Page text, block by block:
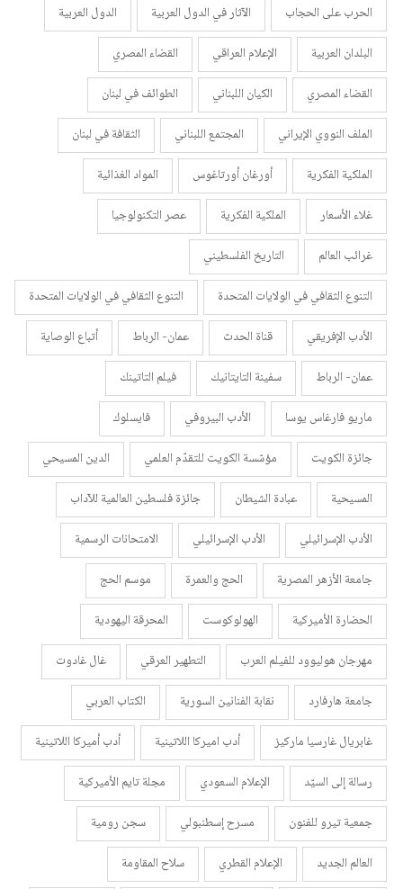
الحرب على الحجاب
الآثار في الدول العربية
الدول العربية
البلدان العربية
الإعلام العراقي
القضاء المصري
القضاء المصري
الكيان اللبناني
الطوائف في لبنان
الملف النووي الإيراني
المجتمع اللبناني
الثقافة في لبنان
الملكية الفكرية
أورغان أورتاغوس
المواد الغذائية
غلاء الأسعار
الملكية الفكرية
عصر التكنولوجيا
غرائب العالم
التاريخ الفلسطيني
التنوع الثقافي في الولايات المتحدة
التنوع الثقافي في الولايات المتحدة
الأدب الإفريقي
قناة الحدث عمان- الرباط
أتباع الوصاية
عمان- الرباط
سفينة التايتانيك
فيلم التاتينك
ماريو فارغاس يوسا
الأدب البيروفي
فايسلوك
جائزة الكويت
مؤسّسة الكويت للتقدّم العلمي
الدين المسيحي
المسيحية
عبادة الشيطان
جائزة فلسطين العالمية للآداب
الأدب الإسرائيلي
الأدب الإسرائيلي
الامتحانات الرسمية
جامعة الأزهر المصرية
الحج والعمرة
موسم الحج
الحضارة الأميركية
الهولوكوست
المحرقة اليهودية
مهرجان هوليوود للفيلم العرب
التطهير العرقي
غال غادوت
جامعة هارفارد
نقابة الفنانين السورية
الكتاب العربي
غابريال غارسيا ماركيز
أدب اميركا اللاتينية
أدب أميركا اللاتينية
رسالة إلى السيّد
الإعلام السعودي
مجلة تايم الأميركية
جمعية تيرو للفنون
مسرح إسطنبولي
سجن رومية
العالم الجديد
الإعلام القطري
سلاح المقاومة